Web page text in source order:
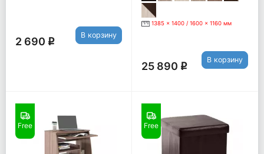
2 690 q
В корзину
1385 x 1400 / 1600 x 1160 мм
25 890 q
В корзину
Free Free